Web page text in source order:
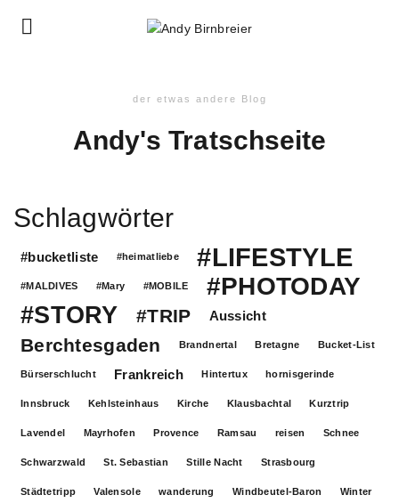
der etwas andere Blog
Andy's Tratschseite
Schlagwörter
#bucketliste #heimatliebe #LIFESTYLE
#MALDIVES #Mary #MOBILE #PHOTODAY
#STORY #TRIP Aussicht
Berchtesgaden Brandnertal Bretagne Bucket-List
Bürserschlucht Frankreich Hintertux hornisgerinde
Innsbruck Kehlsteinhaus Kirche Klausbachtal Kurztrip
Lavendel Mayrhofen Provence Ramsau reisen Schnee
Schwarzwald St. Sebastian Stille Nacht Strasbourg
Städtetripp Valensole wanderung Windbeutel-Baron Winter